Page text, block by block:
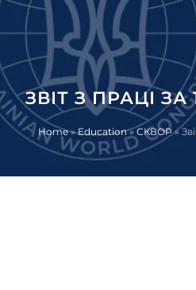
ЗВІТ З ПРАЦІ ЗА
Home»Education»СКВОР»